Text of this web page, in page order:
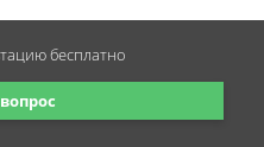
бесплатно